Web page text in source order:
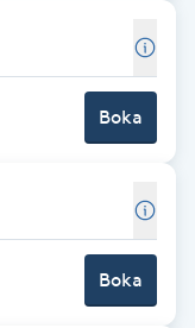
Boka
Boka